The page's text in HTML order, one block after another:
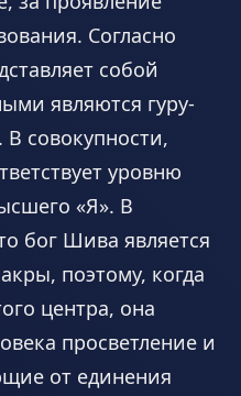
Согласно
собой
являются гуру-
совокупности,
уровню
«Я». В
бог Шива является
поэтому, когда
центра, она
просветление и
от единения